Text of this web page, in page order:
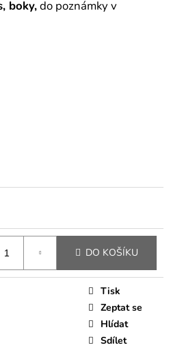
boky,do poznámky v
DO KOŠÍKU
Tisk
Zeptat se
Hlídat
Sdílet